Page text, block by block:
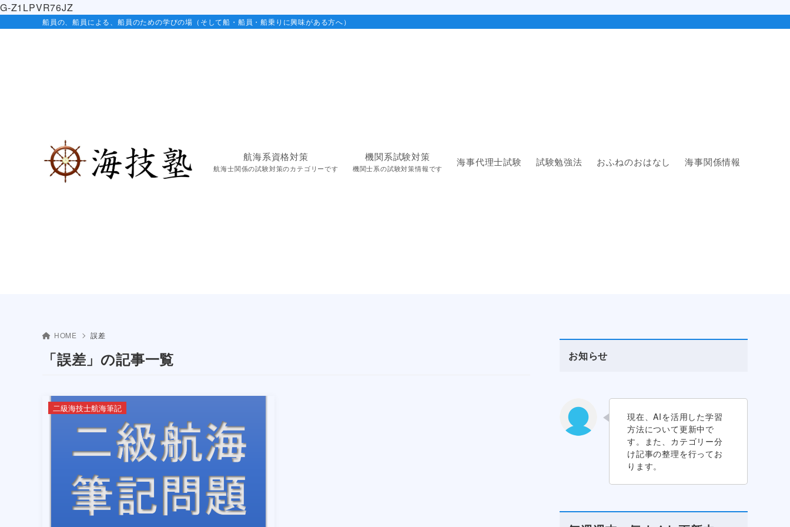
G-Z1LPVR76JZ
船員の、船員による、船員のための学びの場（そして船・船員・船乗りに興味がある方へ）
航海系資格対策
航海士関係の試験対策のカテゴリーです
機関系試験対策
機関士系の試験対策情報です
海事代理士試験 試験勉強法 おふねのおはなし 海事関係情報
HOME 誤差
「誤差」の記事一覧
二級海技士航海筆記
お知らせ
現在、AIを活用した学習
方法について更新中で
す。また、カテゴリー分
け記事の整理を行ってお
ります。